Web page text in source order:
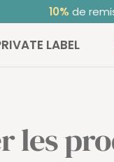
10% de
LABEL
les